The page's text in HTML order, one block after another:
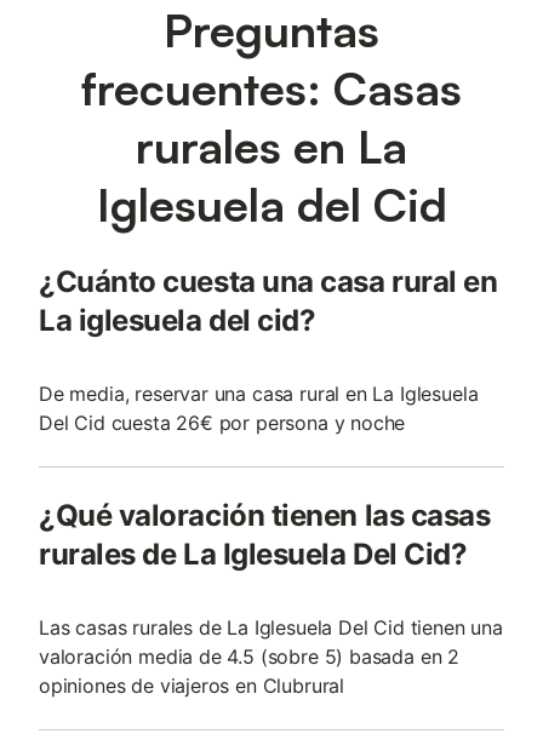
Preguntas
frecuentes: Casas
rurales en La
Iglesuela del Cid
¿Cuánto cuesta una casa rural en
La iglesuela del cid?
De media, reservar una casa rural en La Iglesuela
Del Cid cuesta 26€ por persona y noche
¿Qué valoración tienen las casas
rurales de La Iglesuela Del Cid?
Las casas rurales de La Iglesuela Del Cid tienen una
valoración media de 4.5 (sobre 5) basada en 2
opiniones de viajeros en Clubrural